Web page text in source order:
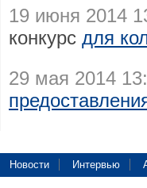
19 июня 2014
конкурс для
29 мая 2014
Новости Интервью